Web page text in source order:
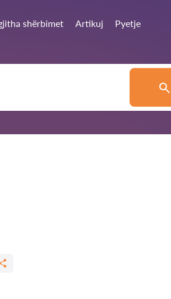
shërbimet Artikuj Pyetje